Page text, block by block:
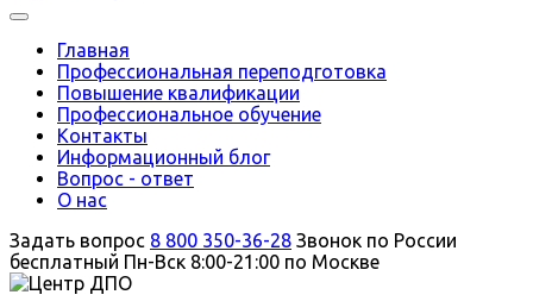
Главная
Профессиональная переподготовка
Повышение квалификации
Профессиональное обучение
Контакты
Информационный блог
Вопрос - ответ
О нас
Задать вопрос 8 800 350-36-28 Звонок по России
бесплатный Пн-Вск 8:00-21:00 по Москве